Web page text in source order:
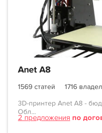
Anet A8
1569 статей
1716
3D-принтер Anet A8 -
Обл...
2 предложения по